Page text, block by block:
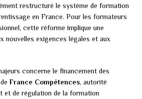
restructuré le système de formation
en France. Pour les formateurs
cette réforme implique une
nouvelles exigences légales et aux
concerne le financement des
France Compétences, autorité
et de régulation de la formation